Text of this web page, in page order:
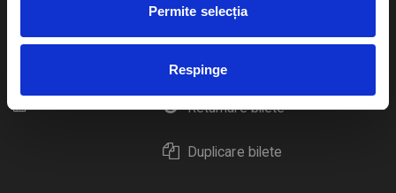
Permite selecția
Respinge
eBilet printat acasa
Livrare prin curier
Returnare bilete
Duplicare bilete
Cultura
Calendar